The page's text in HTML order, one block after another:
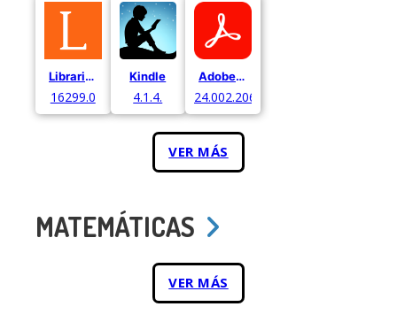
VER MÁS
Librarium
16299.0
Kindle
4.1.4.
Adobe Acrobat
24.002.20687
MATEMÁTICAS
VER MÁS